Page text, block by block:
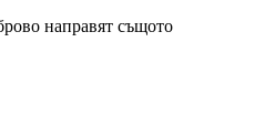
направят същото